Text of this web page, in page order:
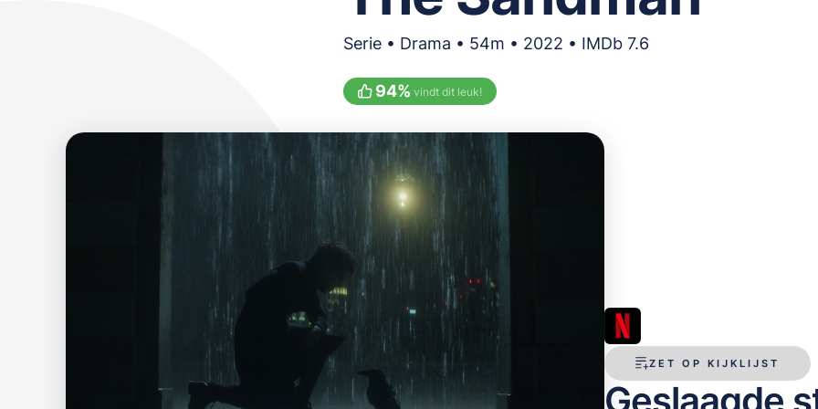
Serie • Drama • 54m • 2022 • IMDb 7.6
94% vindt dit leuk!
ZET OP KIJKLIJST